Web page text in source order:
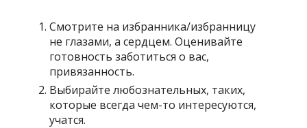
Смотрите на избранника/избранницу
не глазами, а сердцем. Оценивайте
готовность заботиться о вас,
привязанность.
Выбирайте любознательных, таких,
которые всегда чем-то интересуются,
учатся.